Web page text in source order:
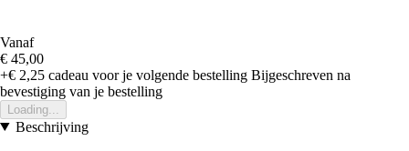
Vanaf
€ 45,00
+€ 2,25 cadeau voor je volgende bestelling Bijgeschreven na
bevestiging van je bestelling
Loading...
Beschrijving